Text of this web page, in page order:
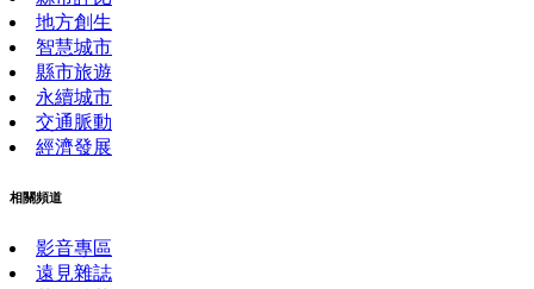
地方創生
智慧城市
縣市旅遊
永續城市
交通脈動
經濟發展
相關頻道
影音專區
遠見雜誌